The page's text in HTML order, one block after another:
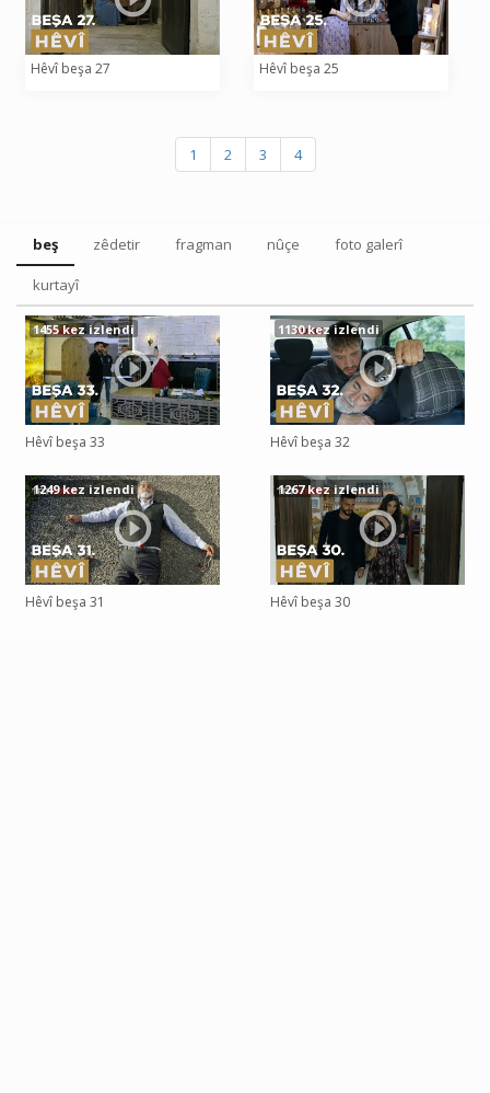
Hêvî beşa 27 Hêvî beşa 25
1 2 3 4
beş zêdetir fragman nûçe foto galerî
kurtayî
Hêvî beşa 33
1455 kez izlendi
Hêvî beşa 32
1130 kez izlendi
Hêvî beşa 31
1249 kez izlendi
Hêvî beşa 30
1267 kez izlendi